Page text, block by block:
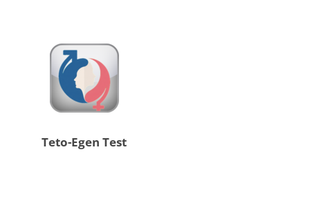
Teto-Egen Test